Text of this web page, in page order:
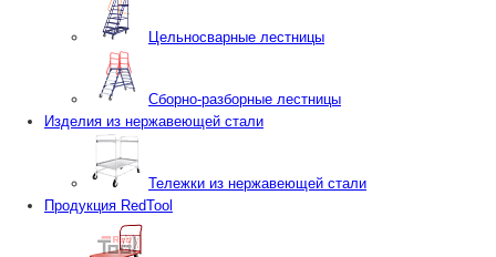
Цельносварные лестницы
Сборно-разборные лестницы
Изделия из нержавеющей стали
Тележки из нержавеющей стали
Продукция RedTool